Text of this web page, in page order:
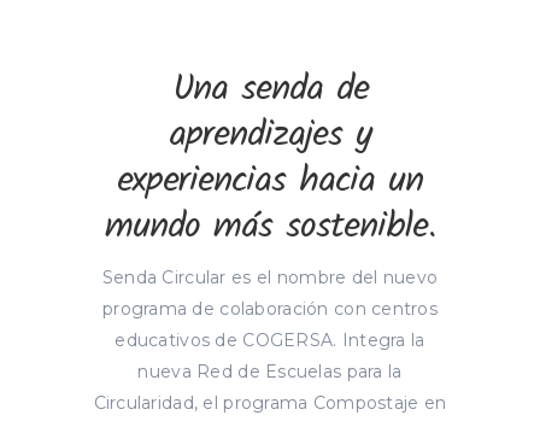
Una senda de
aprendizajes y
experiencias hacia un
mundo más sostenible.
Senda Circular es el nombre del nuevo
programa de colaboración con centros
educativos de COGERSA. Integra la
nueva Red de Escuelas para la
Circularidad, el programa Compostaje en